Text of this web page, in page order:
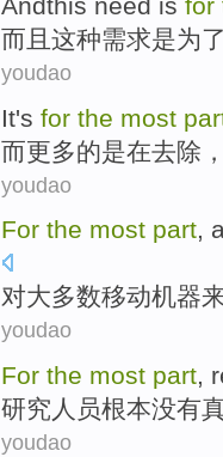
而且 这种需求是为了
youdao
It's for the most
而更多的是在去除 ，
youdao
For the most part,
对大多数移动机器
youdao
For the most part,
研究人员根本没有
youdao